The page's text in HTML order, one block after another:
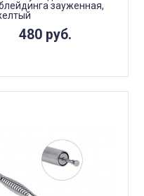
зауженная,
480 руб.